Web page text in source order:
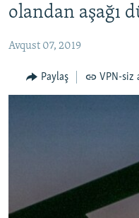
Əsas
qayıt
KORRUPSIOMETR
#ƏSLINDƏ
FƏRQƏ BAX
FOTOQALEREYA
OXU ZALI
HAQQIMIZDA
olandan aşağı
Avqust 07, 2019
Paylaş VPN-siz